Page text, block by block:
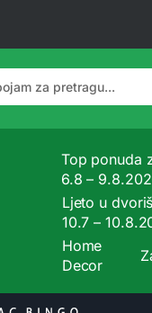
Top ponuda
6.8 –
Ljeto u
10.7 –
Home
Decor